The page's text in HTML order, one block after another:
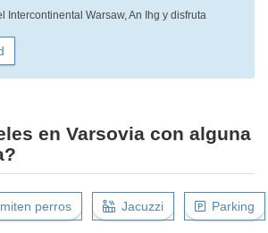
Intercontinental Warsaw, An Ihg y disfruta
en Varsovia con alguna
perros Jacuzzi Parking